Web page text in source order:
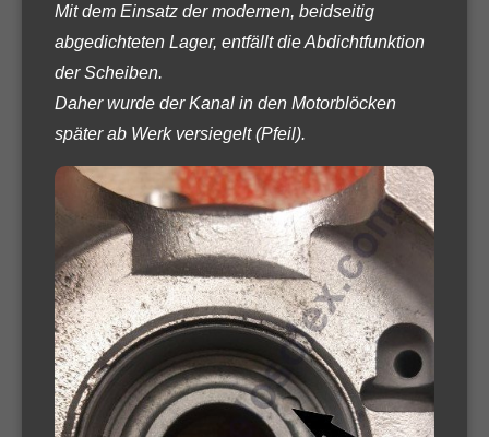
Mit dem Einsatz der modernen, beidseitig
abgedichteten Lager, entfällt die Abdichtfunktion
der Scheiben.
Daher wurde der Kanal in den Motorblöcken
später ab Werk versiegelt (Pfeil).